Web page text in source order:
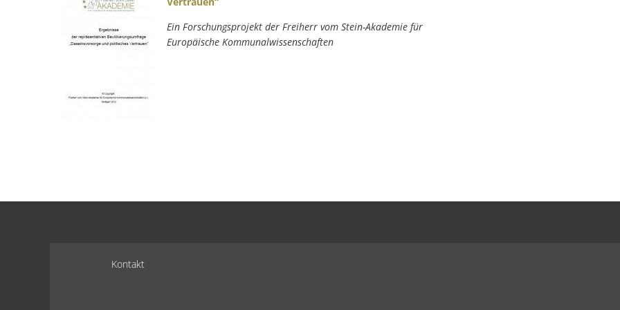
Ein Forschungsprojekt der Freiherr vom Stein-Akademie für
Europäische Kommunalwissenschaften
Kontakt